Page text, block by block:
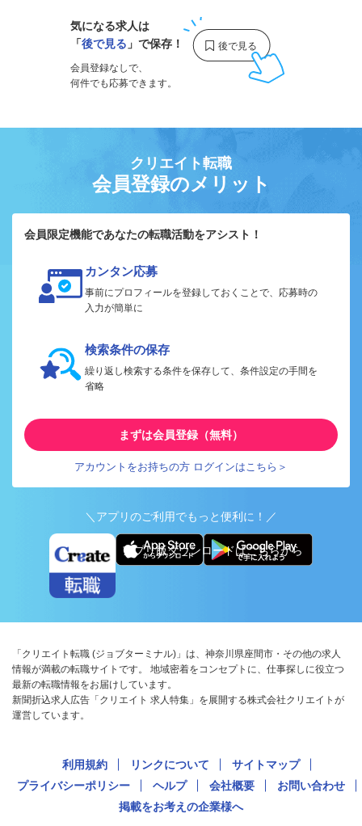
気になる求人は
「後で見る 」で保存！
会員登録なしで、
何件でも応募できます。
クリエイト転職
会員登録のメリット
会員限定機能であなたの転職活動をアシスト！
カンタン応募
事前にプロフィールを登録しておくことで、応募時の
入力が簡単に
検索条件の保存
繰り返し検索する条件を保存して、条件設定の手間を
省略
まずは会員登録（無料）
アカウントをお持ちの方 ログインはこちら＞
＼アプリのご利用でもっと便利に！／
アプリ版ダウンロードはこちらから
「クリエイト転職 (ジョブターミナル)」は、神奈川県座間市・その他の求人
情報が満載の転職サイトです。 地域密着をコンセプトに、仕事探しに役立つ
最新の転職情報をお届けしています。
新聞折込求人広告「クリエイト 求人特集」を展開する株式会社クリエイトが
運営しています。
利用規約 リンクについて
サイトマップ
プライバシーポリシー
ヘルプ 会社概要
お問い合わせ
掲載をお考えの企業様へ